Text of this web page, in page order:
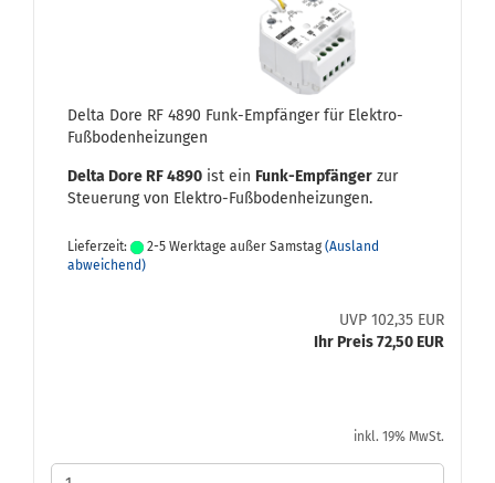
Delta Dore RF 4890 Funk-​Emp­fän­ger für Elektro-​​
Fuß­bo­den­hei­zun­gen
Delta Dore RF 4890 ist ein Funk-​Empfänger zur
Steue­rung von Elektro-​Fußbodenheizungen.
Lieferzeit: 2-5 Werktage außer Samstag (Ausland
abweichend)
UVP 102,35 EUR
Ihr Preis 72,50 EUR
inkl. 19% MwSt.